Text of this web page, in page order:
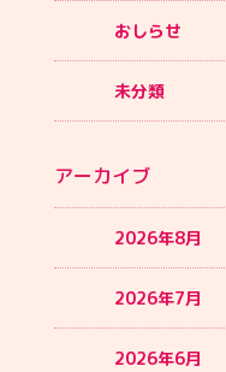
おしらせ
未分類
アーカイブ
2026年8月
2026年7月
2026年6月